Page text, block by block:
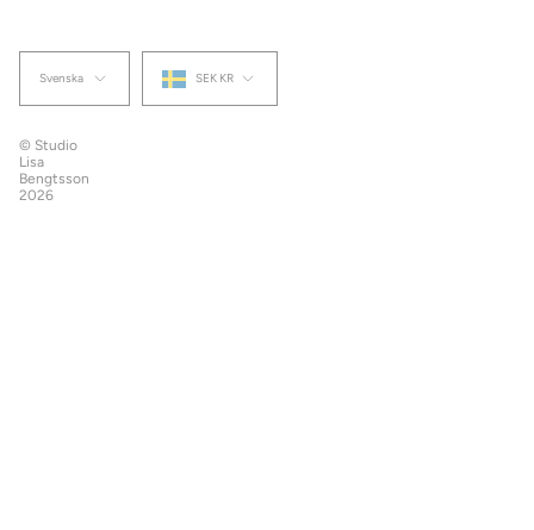
Språk
Svenska Valuta
SEK KR
© Studio
Lisa
Bengtsson
2026